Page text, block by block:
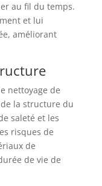
au fil du temps.
et lui
améliorant
nettoyage de
la structure du
saleté et les
risques de
de
de vie de